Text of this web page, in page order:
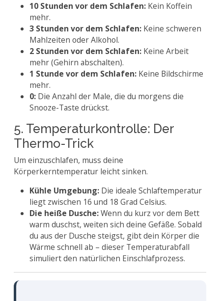
10 Stunden vor dem Schlafen: Kein Koffein
mehr.
3 Stunden vor dem Schlafen: Keine schweren
Mahlzeiten oder Alkohol.
2 Stunden vor dem Schlafen: Keine Arbeit
mehr (Gehirn abschalten).
1 Stunde vor dem Schlafen: Keine Bildschirme
mehr.
0: Die Anzahl der Male, die du morgens die
Snooze-Taste drückst.
5. Temperaturkontrolle: Der
Thermo-Trick
Um einzuschlafen, muss deine
Körperkerntemperatur leicht sinken.
Kühle Umgebung: Die ideale Schlaftemperatur
liegt zwischen 16 und 18 Grad Celsius.
Die heiße Dusche:Wenn du kurz vor dem Bett
warm duschst, weiten sich deine Gefäße. Sobald
du aus der Dusche steigst, gibt dein Körper die
Wärme schnell ab – dieser Temperaturabfall
simuliert den natürlichen Einschlafprozess.